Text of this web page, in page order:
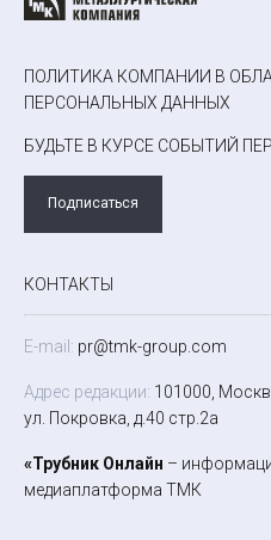
ПОЛИТИКА КОМПАНИИ В
ПЕРСОНАЛЬНЫХ ДАННЫХ
БУДЬТЕ В КУРСЕ СОБЫТИЙ
Подписаться
КОНТАКТЫ
E-mail: pr@tmk-group.com
Адрес редакции: 101000,
ул. Покровка, д.40 стр.2а
«Трубник Онлайн –
медиаплатформа ТМК